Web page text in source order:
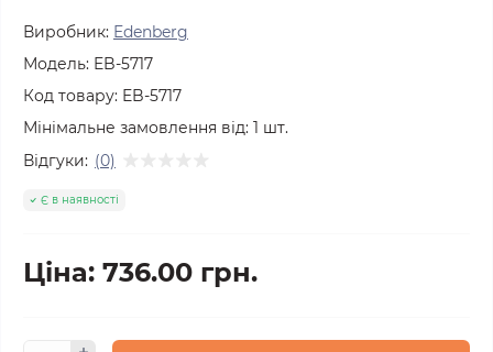
Виробник: Edenberg
Модель: EB-5717
Код товару: EB-5717
Мінімальне замовлення від: 1 шт.
Відгуки: (0)
Є в наявності
Ціна: 736.00 грн.